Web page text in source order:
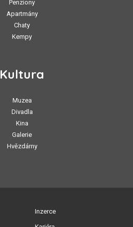
Penziony
Apartmány
Chaty
Kempy
Kultura
Muzea
Divadla
Kina
Galerie
Hvězdárny
Inzerce